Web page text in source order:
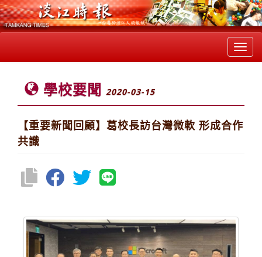
學校要聞 2020-03-15
【重要新聞回顧】葛校長訪台灣微軟 形成合作
共識